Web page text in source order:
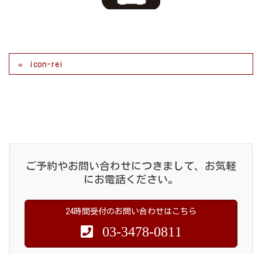
icon-rei
ご予約やお問い合わせにつきまして、お気軽
にお電話ください。
24時間受付のお問い合わせはこちら
03-3478-0811